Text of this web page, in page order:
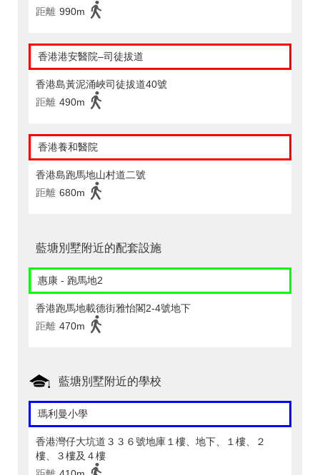
距離 990m
香港港安醫院–司徒拔道
香港島黃泥涌峽司徒拔道40號
距離 490m
香港養和醫院
香港島跑馬地山村道二號
距離 680m
藍塘別墅附近的配套設施
惠康 - 跑馬地2
香港跑馬地載德街雅怡閣2-4號地下
距離 470m
藍塘別墅附近的學校
瑪利曼小學
香港灣仔大坑道３３６號地庫１樓、地下、１樓、２
樓、３樓及４樓